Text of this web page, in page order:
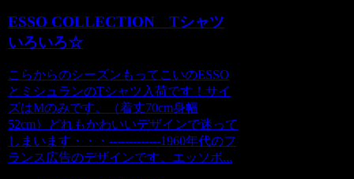
ESSO COLLECTION Tシャツ
いろいろ☆
こらからのシーズンもってこいのESSO
とミシュランのTシャツ入荷です！サイ
ズはMのみです。（着丈70cm身幅
52cm）どれもかわいいデザインで迷って
しまいます・・・-------------1960年代のフ
ランス広告のデザインです。エッソボ...